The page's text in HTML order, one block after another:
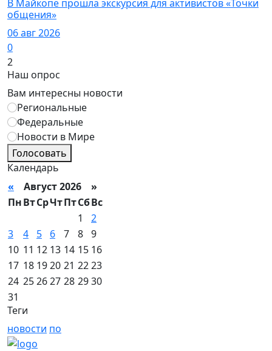
В Майкопе прошла экскурсия для активистов «Точки
общения»
06 авг 2026
0
2
Наш опрос
Вам интересны новости
Региональные
Федеральные
Новости в Мире
Голосовать
Календарь
« Август 2026 »
ПнВтСрЧтПтСбВс
1
2
3
4 5 6 7 8 9
10 11 12 13 14 15 16
17 18 1920 21 2223
24 252627 28 2930
31
Теги
новости по